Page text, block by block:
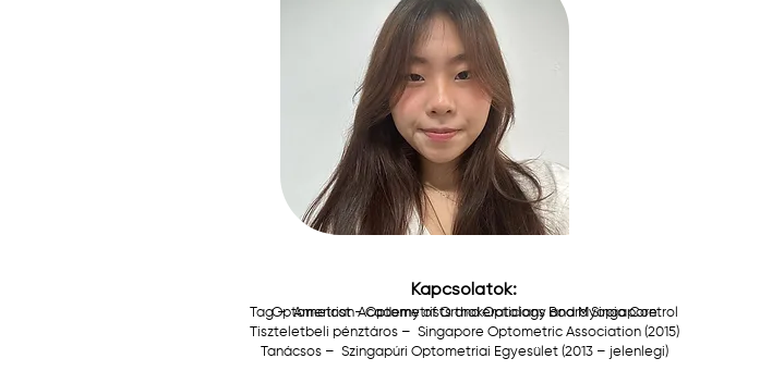
Kapcsolatok:
Tag –American Academy of Orthokeratology and Myopia Control
Tiszteletbeli pénztáros – Singapore Optometric Association (2015)
Tanácsos – Szingapúri Optometriai Egyesület (2013 – jelenlegi)
Optometrist - Optometrists and Opticians Board Singapore